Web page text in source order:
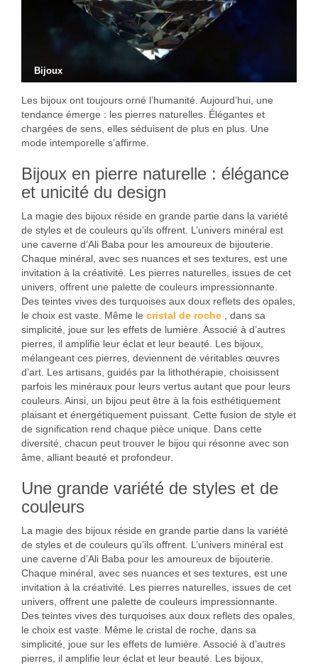
Bijoux
Les bijoux ont toujours orné l’humanité. Aujourd’hui, une
tendance émerge : les pierres naturelles. Élégantes et
chargées de sens, elles séduisent de plus en plus. Une
mode intemporelle s’affirme.
Bijoux en pierre naturelle : élégance
et unicité du design
La magie des bijoux réside en grande partie dans la variété
de styles et de couleurs qu’ils offrent. L’univers minéral est
une caverne d’Ali Baba pour les amoureux de bijouterie.
Chaque minéral, avec ses nuances et ses textures, est une
invitation à la créativité. Les pierres naturelles, issues de cet
univers, offrent une palette de couleurs impressionnante.
Des teintes vives des turquoises aux doux reflets des opales,
le choix est vaste. Même le cristal de roche
, dans sa
simplicité, joue sur les effets de lumière. Associé à d’autres
pierres, il amplifie leur éclat et leur beauté. Les bijoux,
mélangeant ces pierres, deviennent de véritables œuvres
d’art. Les artisans, guidés par la lithothérapie, choisissent
parfois les minéraux pour leurs vertus autant que pour leurs
couleurs. Ainsi, un bijou peut être à la fois esthétiquement
plaisant et énergétiquement puissant. Cette fusion de style et
de signification rend chaque pièce unique. Dans cette
diversité, chacun peut trouver le bijou qui résonne avec son
âme, alliant beauté et profondeur.
Une grande variété de styles et de
couleurs
La magie des bijoux réside en grande partie dans la variété
de styles et de couleurs qu’ils offrent. L’univers minéral est
une caverne d’Ali Baba pour les amoureux de bijouterie.
Chaque minéral, avec ses nuances et ses textures, est une
invitation à la créativité. Les pierres naturelles, issues de cet
univers, offrent une palette de couleurs impressionnante.
Des teintes vives des turquoises aux doux reflets des opales,
le choix est vaste. Même le cristal de roche, dans sa
simplicité, joue sur les effets de lumière. Associé à d’autres
pierres, il amplifie leur éclat et leur beauté. Les bijoux,